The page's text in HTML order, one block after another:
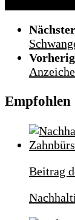
Empfohlen
Beitrag